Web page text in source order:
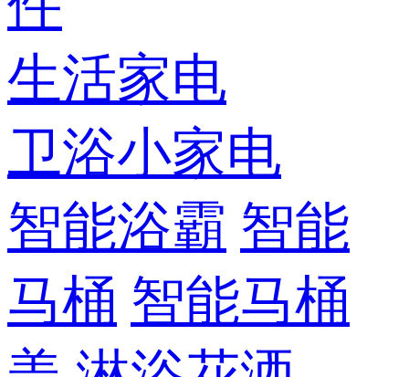
生活家电
卫浴小家电
智能浴霸 智能
马桶 智能马桶